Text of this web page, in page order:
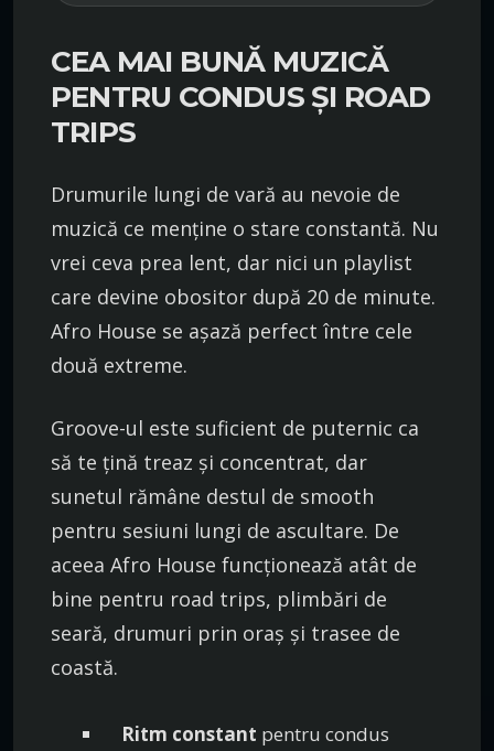
CEA MAI BUNĂ MUZICĂ
PENTRU CONDUS ȘI ROAD
TRIPS
Drumurile lungi de vară au nevoie de
muzică ce menține o stare constantă. Nu
vrei ceva prea lent, dar nici un playlist
care devine obositor după 20 de minute.
Afro House se așază perfect între cele
două extreme.
Groove-ul este suficient de puternic ca
să te țină treaz și concentrat, dar
sunetul rămâne destul de smooth
pentru sesiuni lungi de ascultare. De
aceea Afro House funcționează atât de
bine pentru road trips, plimbări de
seară, drumuri prin oraș și trasee de
coastă.
Ritm constant pentru condus